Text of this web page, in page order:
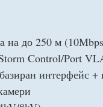
на до 250 м
Control/Port
интерфейс